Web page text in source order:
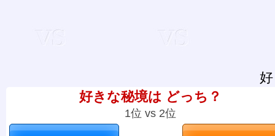
好きな秘境は どっち？
1位 vs 2位